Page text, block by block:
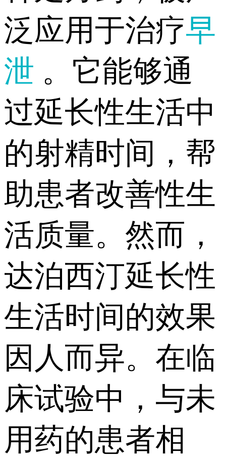
泛应用于治疗早
泄 。它能够通
过延长性生活中
的射精时间，帮
助患者改善性生
活质量。然而，
达泊西汀延长性
生活时间的效果
因人而异。在临
床试验中，与未
用药的患者相